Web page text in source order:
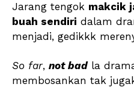
Jarang tengok makcik
buah sendiri dalam
menjadi, gedikkk
So far, not badla
membosankan tak